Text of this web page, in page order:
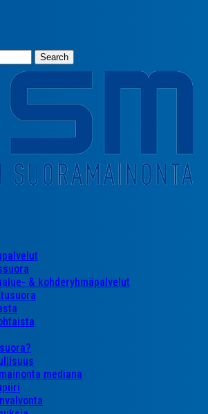
Search
& kohderyhmäpalvelut
mediana